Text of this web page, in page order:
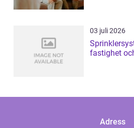
03 juli 2026
fastighet
Adress